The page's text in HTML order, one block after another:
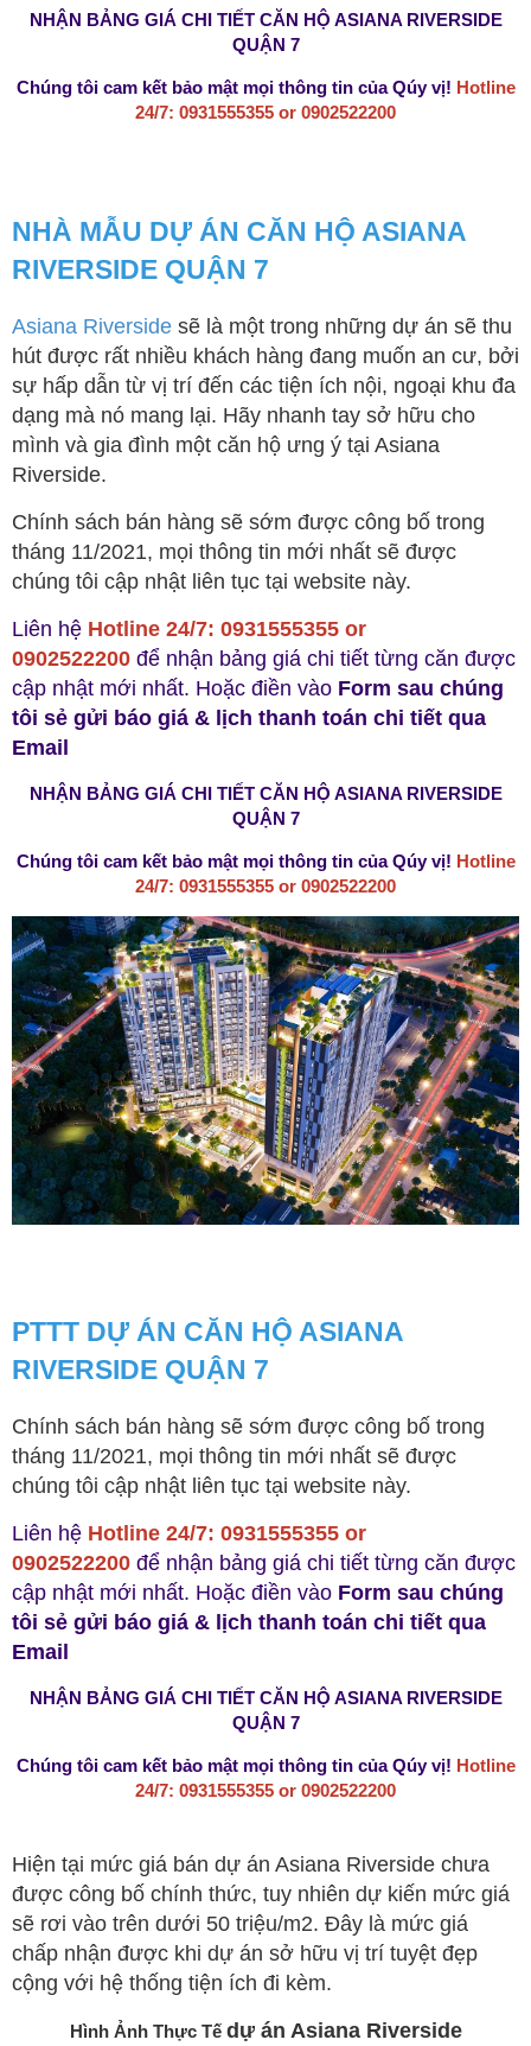
NHẬN BẢNG GIÁ CHI TIẾT CĂN HỘ ASIANA RIVERSIDE
QUẬN 7
Chúng tôi cam kết bảo mật mọi thông tin của Qúy vị! Hotline
24/7: 0931555355 or 0902522200
NHÀ MẪU DỰ ÁN CĂN HỘ ASIANA
RIVERSIDE QUẬN 7
Asiana Riverside sẽ là một trong những dự án sẽ thu
hút được rất nhiều khách hàng đang muốn an cư, bởi
sự hấp dẫn từ vị trí đến các tiện ích nội, ngoại khu đa
dạng mà nó mang lại. Hãy nhanh tay sở hữu cho
mình và gia đình một căn hộ ưng ý tại Asiana
Riverside.
Chính sách bán hàng sẽ sớm được công bố trong
tháng 11/2021, mọi thông tin mới nhất sẽ được
chúng tôi cập nhật liên tục tại website này.
Liên hệ Hotline 24/7: 0931555355 or
0902522200 để nhận bảng giá chi tiết từng căn được
cập nhật mới nhất. Hoặc điền vào Form sau chúng
tôi sẻ gửi báo giá & lịch thanh toán chi tiết qua
Email
NHẬN BẢNG GIÁ CHI TIẾT CĂN HỘ ASIANA RIVERSIDE
QUẬN 7
Chúng tôi cam kết bảo mật mọi thông tin của Qúy vị! Hotline
24/7: 0931555355 or 0902522200
PTTT DỰ ÁN CĂN HỘ ASIANA
RIVERSIDE QUẬN 7
Chính sách bán hàng sẽ sớm được công bố trong
tháng 11/2021, mọi thông tin mới nhất sẽ được
chúng tôi cập nhật liên tục tại website này.
Liên hệ Hotline 24/7: 0931555355 or
0902522200 để nhận bảng giá chi tiết từng căn được
cập nhật mới nhất. Hoặc điền vào Form sau chúng
tôi sẻ gửi báo giá & lịch thanh toán chi tiết qua
Email
NHẬN BẢNG GIÁ CHI TIẾT CĂN HỘ ASIANA RIVERSIDE
QUẬN 7
Chúng tôi cam kết bảo mật mọi thông tin của Qúy vị! Hotline
24/7: 0931555355 or 0902522200
Hiện tại mức giá bán dự án Asiana Riverside chưa
được công bố chính thức, tuy nhiên dự kiến mức giá
sẽ rơi vào trên dưới 50 triệu/m2. Đây là mức giá
chấp nhận được khi dự án sở hữu vị trí tuyệt đẹp
cộng với hệ thống tiện ích đi kèm.
Hình Ảnh Thực Tế dự án Asiana Riverside